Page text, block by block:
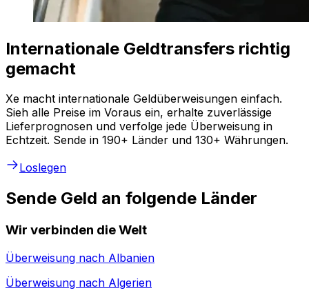
Internationale Geldtransfers richtig
gemacht
Xe macht internationale Geldüberweisungen einfach.
Sieh alle Preise im Voraus ein, erhalte zuverlässige
Lieferprognosen und verfolge jede Überweisung in
Echtzeit. Sende in 190+ Länder und 130+ Währungen.
Loslegen
Sende Geld an folgende Länder
Wir verbinden die Welt
Überweisung nach Albanien
Überweisung nach Algerien